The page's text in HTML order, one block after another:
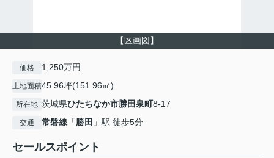
【区画図】
価格 1,250万円
土地面積45.96坪(151.96㎡)
所在地 茨城県ひたちなか市勝田泉町8-17
交通 常磐線 「勝田 」駅 徒歩5分
セールスポイント